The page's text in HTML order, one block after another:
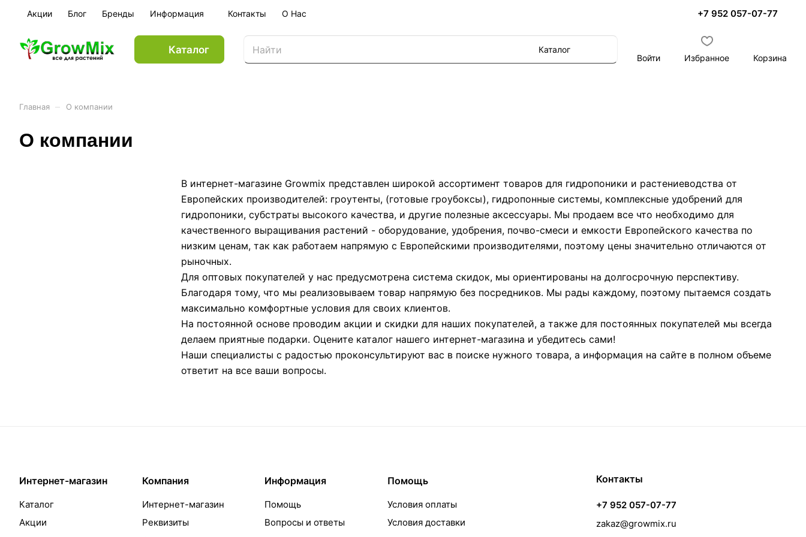
Акции Блог Бренды Информация Контакты О Нас +7 952 057-07-77
Каталог
Каталог
Войти
Избранное Корзина
Главная О компании
О компании
В интернет-магазине Growmix представлен широкой ассортимент товаров для гидропоники и растениеводства от
Европейских производителей: гроутенты, (готовые гроубоксы), гидропонные системы, комплексные удобрений для
гидропоники, субстраты высокого качества, и другие полезные аксессуары. Мы продаем все что необходимо для
качественного выращивания растений - оборудование, удобрения, почво-смеси и емкости Европейского качества по
низким ценам, так как работаем напрямую с Европейскими производителями, поэтому цены значительно отличаются от
рыночных.
Для оптовых покупателей у нас предусмотрена система скидок, мы ориентированы на долгосрочную перспективу.
Благодаря тому, что мы реализовываем товар напрямую без посредников. Мы рады каждому, поэтому пытаемся создать
максимально комфортные условия для своих клиентов.
На постоянной основе проводим акции и скидки для наших покупателей, а также для постоянных покупателей мы всегда
делаем приятные подарки. Оцените каталог нашего интернет-магазина и убедитесь сами!
Наши специалисты с радостью проконсультируют вас в поиске нужного товара, а информация на сайте в полном объеме
ответит на все ваши вопросы.
Интернет-магазин
Каталог
Акции
Компания
Интернет-магазин
Реквизиты
Информация
Помощь
Вопросы и ответы
Помощь
Условия оплаты
Условия доставки
Контакты
+7 952 057-07-77
zakaz@growmix.ru